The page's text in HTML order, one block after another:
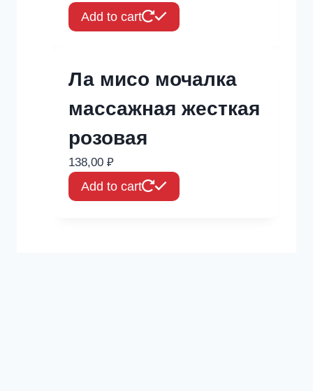
Add to cart
Ла мисо мочалка
массажная жесткая
розовая
138,00 ₽
Add to cart